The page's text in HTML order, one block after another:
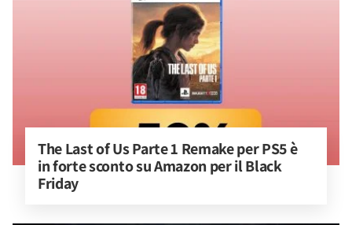
The Last of Us Parte 1 Remake per PS5 è
in forte sconto su Amazon per il Black
Friday